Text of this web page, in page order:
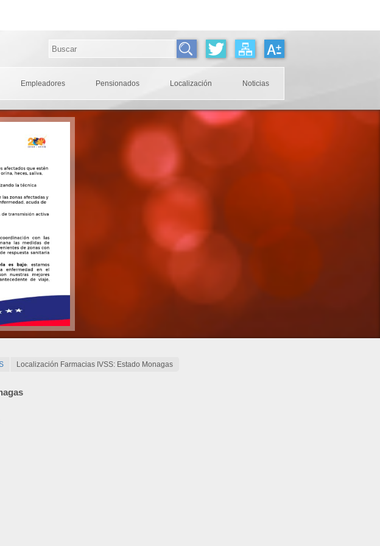
Localización Farmacias IVSS: Estado Monagas
Empleadores Pensionados Localización Noticias